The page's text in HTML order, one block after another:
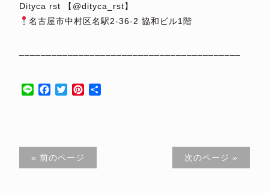
Dityca rst 【@dityca_rst】
名古屋市中村区名駅2-36-2 協和ビル1階
Line Facebook
TwitterPinterest
« 前のページ 次のページ »